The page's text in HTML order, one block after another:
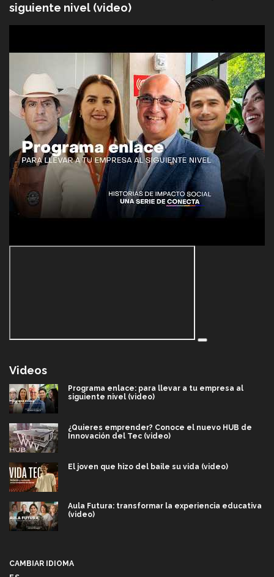
siguiente nivel (video)
Videos
Programa enlace: para llevar a tu empresa al
siguiente nivel (video)
¿Quieres emprender? Conoce el nuevo HUB de
Innovación del Tec (video)
El joven que hizo del baile su vida (video)
Aula Futura: transformar la experiencia educativa
(video)
CAMBIAR IDIOMA